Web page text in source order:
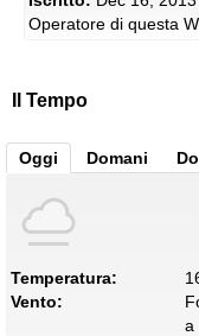
Operatore di questa
Il Tempo
Oggi Domani
Temperatura:
Vento:
a